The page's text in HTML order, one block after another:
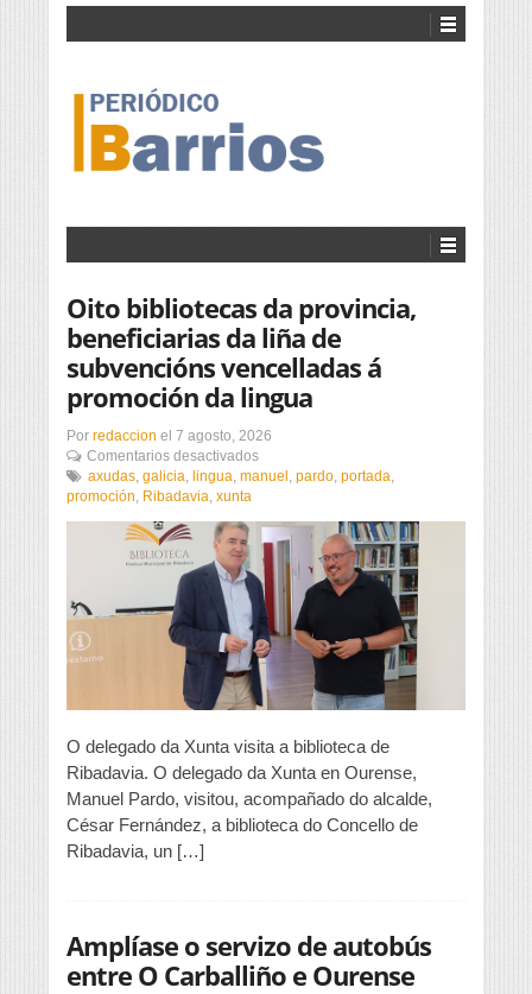
Oito bibliotecas da provincia,
beneficiarias da liña de
subvencións vencelladas á
promoción da lingua
Por redaccion el 7 agosto, 2026
Comentarios desactivadosen
Oito
provincia,
beneficiarias
da
liña
de
subvencións
vencelladas
á
promoción
lingua
axudas, galicia, lingua, manuel , pardo, portada,
promoción, Ribadavia, xunta
O delegado da Xunta visita a biblioteca de
Ribadavia. O delegado da Xunta en Ourense,
Manuel Pardo, visitou, acompañado do alcalde,
César Fernández, a biblioteca do Concello de
Ribadavia, un […]
Amplíase o servizo de autobús
entre O Carballiño e Ourense